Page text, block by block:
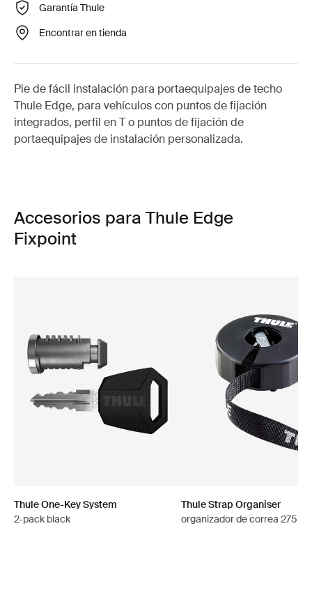
Garantía Thule
Encontrar en tienda
Pie de fácil instalación para portaequipajes de techo
Thule Edge, para vehículos con puntos de fijación
integrados, perfil en T o puntos de fijación de
portaequipajes de instalación personalizada.
Accesorios para Thule Edge
Fixpoint
Thule One-Key System
2-pack black
Thule Strap Organiser
organizador de correa 275